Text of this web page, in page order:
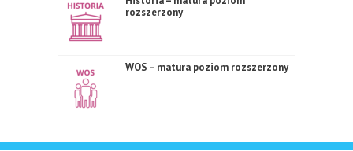
rozszerzony
WOS – matura poziom rozszerzony